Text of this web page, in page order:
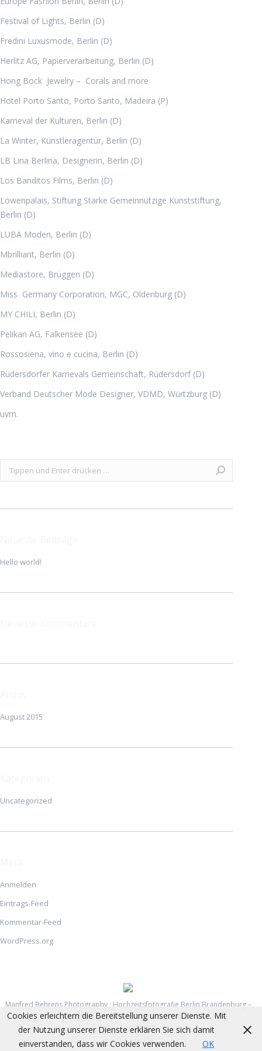
Festival of Lights, Berlin (D)
Fredini Luxusmode, Berlin (D)
Herlitz AG, Papierverarbeitung, Berlin (D)
Hong Bock Jewelry – Corals and more
Hotel Porto Santo, Porto Santo, Madeira (P)
Karneval der Kulturen, Berlin (D)
La Winter, Künstleragentur, Berlin (D)
LB Lina Berlina, Designerin, Berlin (D)
Los Banditos Films, Berlin (D)
Löwenpalais, Stiftung Starke Gemeinnützige Kunststiftung,
Berlin (D)
LUBA Moden, Berlin (D)
Mbrilliant, Berlin (D)
Mediastore, Brüggen (D)
Miss Germany Corporation, MGC, Oldenburg (D)
MY CHILI, Berlin (D)
Pelikan AG, Falkensee (D)
Rossosiena, vino e cucina, Berlin (D)
Rüdersdorfer Karnevals Gemeinschaft, Rüdersdorf (D)
Verband Deutscher Mode Designer, VDMD, Würtzburg (D)
uvm.
Hello world!
August 2015
Uncategorized
Anmelden
Eintrags-Feed
Kommentar-Feed
WordPress.org
Manfred Behrens Photography · Hochzeitsfotografie Berlin Brandenburg –
lebendige und professionelle Hochzeitsbilder
Topmenue
© 2016, twinkle
Cookies erleichtern die Bereitstellung unserer Dienste. Mit
der Nutzung unserer Dienste erklären Sie sich damit
einverstanden, dass wir Cookies verwenden.
OK